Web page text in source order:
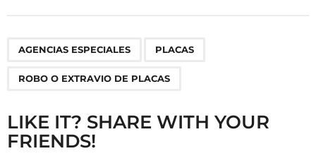
n
a
t
AGENCIAS ESPECIALES PLACAS
ROBO O EXTRAVIO DE PLACAS
LIKE IT? SHARE WITH YOUR
FRIENDS!